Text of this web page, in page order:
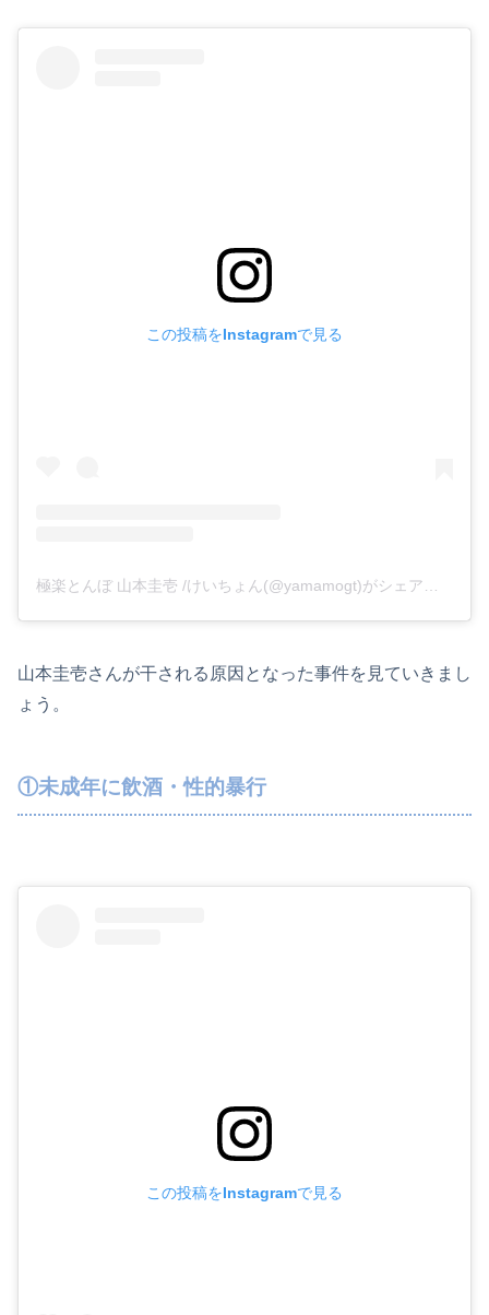
この投稿をInstagramで見る
極楽とんぼ 山本圭壱 /けいちょん(@yamamogt)がシェアした投稿
山本圭壱さんが干される原因となった事件を見ていきまし
ょう。
①未成年に飲酒・性的暴行
この投稿をInstagramで見る